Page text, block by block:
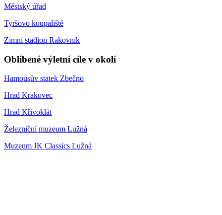
Městský úřad
Tyršovo koupaliště
Zimní stadion Rakovník
Oblíbené výletní cíle v okolí
Hamousův statek Zbečno
Hrad Krakovec
Hrad Křivoklát
Železniční muzeum Lužná
Muzeum JK Classics Lužná